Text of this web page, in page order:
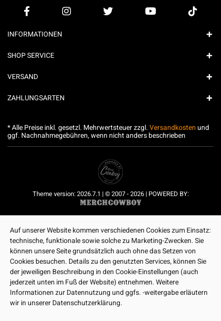
INFORMATIONEN
SHOP SERVICE
VERSAND
ZAHLUNGSARTEN
* Alle Preise inkl. gesetzl. Mehrwertsteuer zzgl.Versandkosten und
ggf. Nachnahmegebühren, wenn nicht anders beschrieben
Theme version: 2026.7.1 | © 2007 - 2026 | POWERED BY:
Auf unserer Website kommen verschiedenen Cookies zum Einsatz:
technische, funktionale sowie solche zu Marketing-Zwecken. Sie
können unsere Seite grundsätzlich auch ohne das Setzen von
Cookies besuchen. Details zu den genutzten Services, können Sie
der jeweiligen Beschreibung in den Cookie-Einstellungen (auch
jederzeit unten im Fuß der Website) entnehmen. Weitere
Informationen zur Datennutzung und ggfs. -weitergabe erläutern
wir in unserer Datenschutzerklärung.